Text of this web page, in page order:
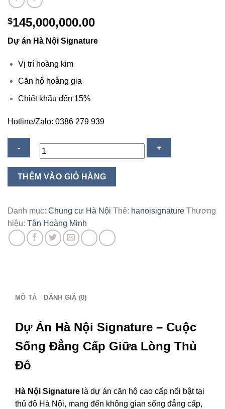
$145,000,000.00
Dự án Hà Nội Signature
Vị trí hoàng kim
Căn hộ hoàng gia
Chiết khấu đến 15%
Hotline/Zalo: 0386 279 939
Nội
Signature
Tải
279
lượng
THÊM VÀO GIỎ HÀNG
Danh mục: Chung cư Hà Nội Thẻ: hanoisignature Thương
hiệu: Tân Hoàng Minh
MÔ TẢ ĐÁNH GIÁ (0)
Dự Án Hà Nội Signature – Cuộc
Sống Đẳng Cấp Giữa Lòng Thủ
Đô
Hà Nội Signature là dự án căn hộ cao cấp nổi bật tại
thủ đô Hà Nội, mang đến không gian sống đẳng cấp,